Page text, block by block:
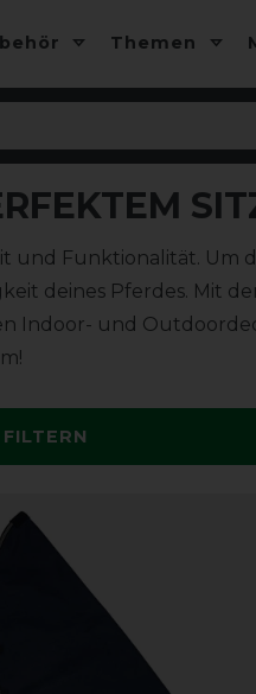
Themen
Funktionalität. Um
deines Pferdes. Mit
Indoor- und